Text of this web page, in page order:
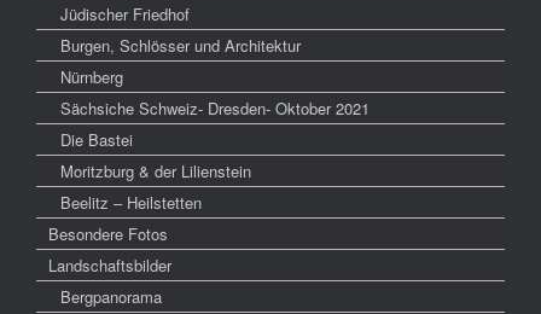
Jüdischer Friedhof
Burgen, Schlösser und Architektur
Nürnberg
Sächsiche Schweiz- Dresden- Oktober 2021
Die Bastei
Moritzburg & der Lilienstein
Beelitz – Heilstetten
Besondere Fotos
Landschaftsbilder
Bergpanorama